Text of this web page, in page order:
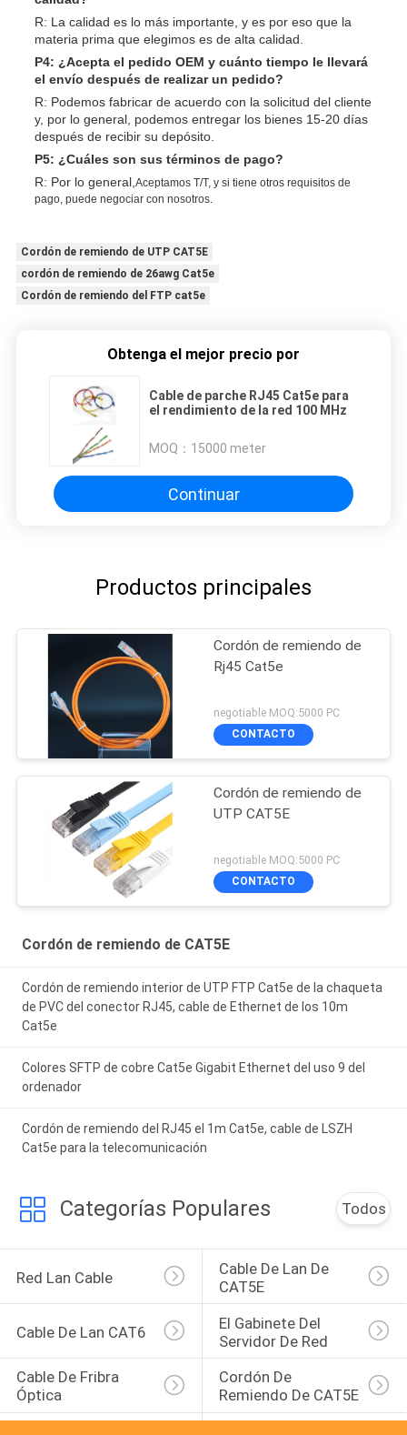
R: La calidad es lo más importante, y es por eso que la
materia prima que elegimos es de alta calidad.
P4: ¿Acepta el pedido OEM y cuánto tiempo le llevará
el envío después de realizar un pedido?
R: Podemos fabricar de acuerdo con la solicitud del cliente
y, por lo general, podemos entregar los bienes 15-20 días
después de recibir su depósito.
P5: ¿Cuáles son sus términos de pago?
R: Por lo general,Aceptamos T/T, y si tiene otros requisitos de
pago, puede negociar con nosotros.
Cordón de remiendo de UTP CAT5E
cordón de remiendo de 26awg Cat5e
Cordón de remiendo del FTP cat5e
Obtenga el mejor precio por
Cable de parche RJ45 Cat5e para
el rendimiento de la red 100 MHz
MOQ： 15000 meter
Continuar
Productos principales
Cordón de remiendo de
Rj45 Cat5e
negotiable MOQ:5000 PC
CONTACTO
Cordón de remiendo de
UTP CAT5E
negotiable MOQ:5000 PC
CONTACTO
Cordón de remiendo de CAT5E
Cordón de remiendo interior de UTP FTP Cat5e de la chaqueta
de PVC del conector RJ45, cable de Ethernet de los 10m
Cat5e
Colores SFTP de cobre Cat5e Gigabit Ethernet del uso 9 del
ordenador
Cordón de remiendo del RJ45 el 1m Cat5e, cable de LSZH
Cat5e para la telecomunicación
Categorías Populares Todos
Red Lan Cable
Cable De Lan De
CAT5E
Cable De Lan CAT6
El Gabinete Del
Servidor De Red
Cable De Fribra
Óptica
Cordón De
Remiendo De CAT5E